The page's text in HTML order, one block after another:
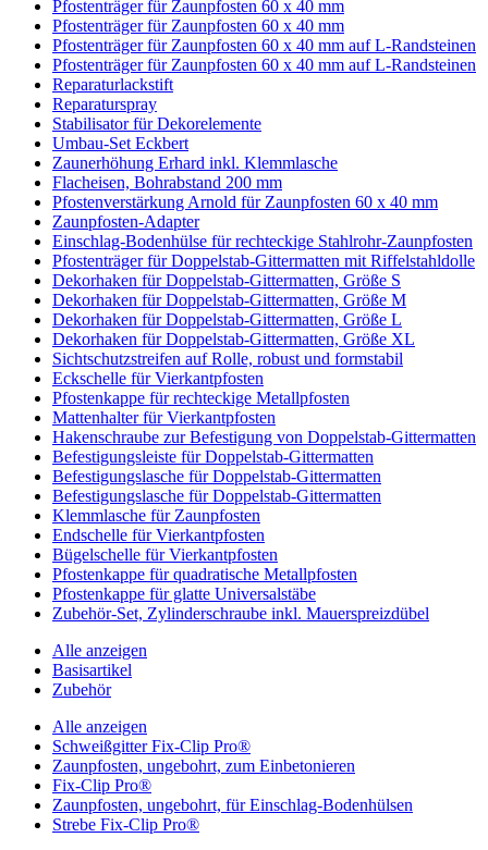
Pfostenträger für Zaunpfosten 60 x 40 mm
Pfostenträger für Zaunpfosten 60 x 40 mm
Pfostenträger für Zaunpfosten 60 x 40 mm auf L-Randsteinen
Pfostenträger für Zaunpfosten 60 x 40 mm auf L-Randsteinen
Reparaturlackstift
Reparaturspray
Stabilisator für Dekorelemente
Umbau-Set Eckbert
Zaunerhöhung Erhard inkl. Klemmlasche
Flacheisen, Bohrabstand 200 mm
Pfostenverstärkung Arnold für Zaunpfosten 60 x 40 mm
Zaunpfosten-Adapter
Einschlag-Bodenhülse für rechteckige Stahlrohr-Zaunpfosten
Pfostenträger für Doppelstab-Gittermatten mit Riffelstahldolle
Dekorhaken für Doppelstab-Gittermatten, Größe S
Dekorhaken für Doppelstab-Gittermatten, Größe M
Dekorhaken für Doppelstab-Gittermatten, Größe L
Dekorhaken für Doppelstab-Gittermatten, Größe XL
Sichtschutzstreifen auf Rolle, robust und formstabil
Eckschelle für Vierkantpfosten
Pfostenkappe für rechteckige Metallpfosten
Mattenhalter für Vierkantpfosten
Hakenschraube zur Befestigung von Doppelstab-Gittermatten
Befestigungsleiste für Doppelstab-Gittermatten
Befestigungslasche für Doppelstab-Gittermatten
Befestigungslasche für Doppelstab-Gittermatten
Klemmlasche für Zaunpfosten
Endschelle für Vierkantpfosten
Bügelschelle für Vierkantpfosten
Pfostenkappe für quadratische Metallpfosten
Pfostenkappe für glatte Universalstäbe
Zubehör-Set, Zylinderschraube inkl. Mauerspreizdübel
Alle anzeigen
Basisartikel
Zubehör
Alle anzeigen
Schweißgitter Fix-Clip Pro®
Zaunpfosten, ungebohrt, zum Einbetonieren
Fix-Clip Pro®
Zaunpfosten, ungebohrt, für Einschlag-Bodenhülsen
Strebe Fix-Clip Pro®